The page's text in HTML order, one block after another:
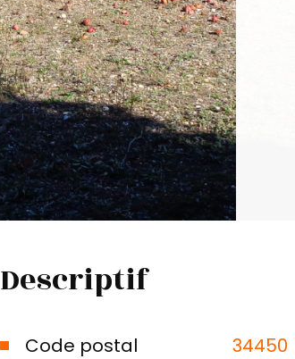
Descriptif
Code postal 34450